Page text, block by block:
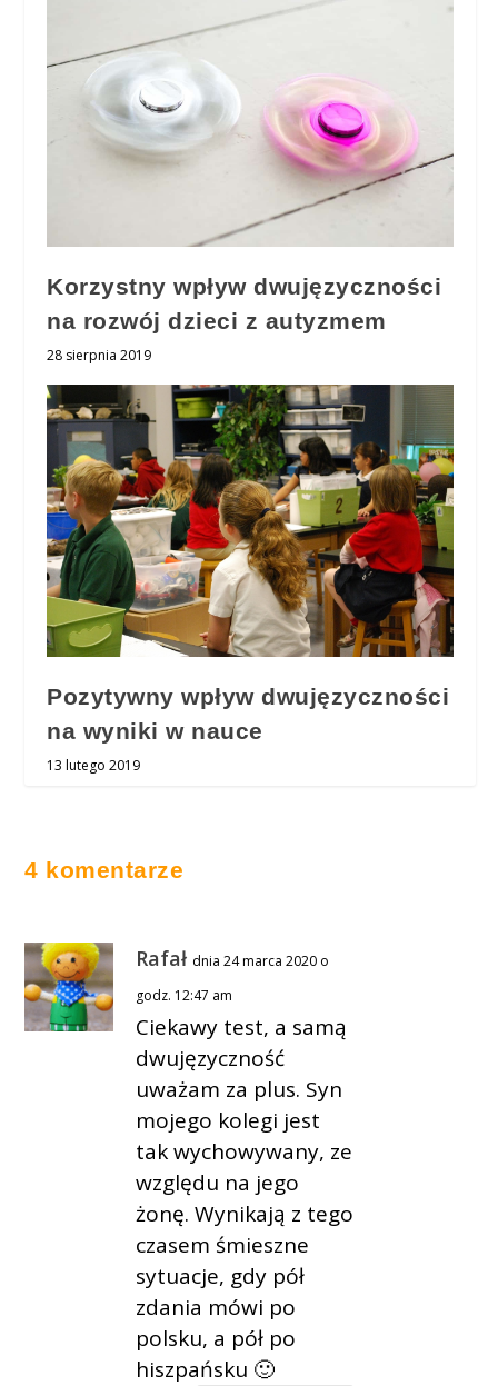
Korzystny wpływ dwujęzyczności
na rozwój dzieci z autyzmem
28 sierpnia 2019
Pozytywny wpływ dwujęzyczności
na wyniki w nauce
13 lutego 2019
4 komentarze
Rafał dnia 24 marca 2020 o
godz. 12:47 am
Ciekawy test, a samą
dwujęzyczność
uważam za plus. Syn
mojego kolegi jest
tak wychowywany, ze
względu na jego
żonę. Wynikają z tego
czasem śmieszne
sytuacje, gdy pół
zdania mówi po
polsku, a pół po
hiszpańsku 🙂